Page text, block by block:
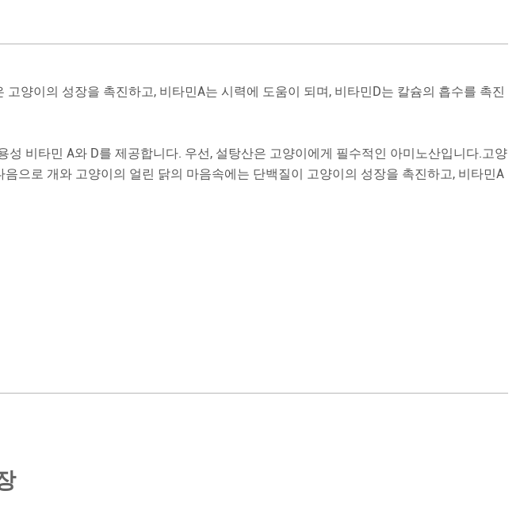
양이의 성장을 촉진하고, 비타민A는 시력에 도움이 되며, 비타민D는 칼슘의 흡수를 촉진
성 비타민 A와 D를 제공합니다. 우선, 설탕산은 고양이에게 필수적인 아미노산입니다.고양
으로 개와 고양이의 얼린 닭의 마음속에는 단백질이 고양이의 성장을 촉진하고, 비타민A